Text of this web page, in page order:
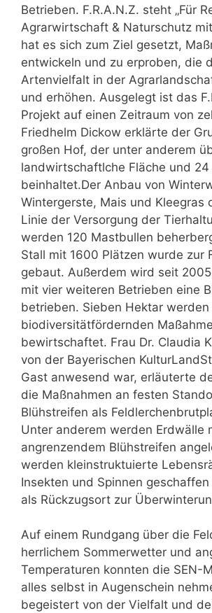
Betrieben. F.R.A.N.Z. steht „Für
Agrarwirtschaft & Naturschutz
hat es sich zum Ziel gesetzt,
entwickeln und zu erproben, die
Artenvielfalt in der
und erhöhen. Ausgelegt ist das
Projekt auf einen Zeitraum von
Friedhelm Dickow erklärte der
großen Hof, der unter anderem
landwirtschaftlche Fläche und 24
beinhaltet.Der Anbau von
Wintergerste, Mais und Kleegras
Linie der Versorgung der
werden 120 Mastbullen
Stall mit 1600 Plätzen wurde zur
gebaut. Außerdem wird seit
mit vier weiteren Betrieben eine
betrieben. Sieben Hektar
biodiversitätfördernden
bewirtschaftet. Frau Dr. Claudia
von der Bayerischen
Gast anwesend war, erläuterte
die Maßnahmen an festen
Blühstreifen als
Unter anderem werden Erdwälle
angrenzendem Blühstreifen
werden kleinstruktuierte
Insekten und Spinnen
als Rückzugsort zur
Auf einem Rundgang über die
herrlichem Sommerwetter und
Temperaturen konnten die SEN-
alles selbst in Augenschein
begeistert von der Vielfalt und